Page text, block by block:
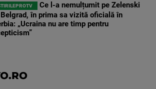
Ce l-a nemulțumit pe Zelenski
Belgrad, în prima sa vizită oficială în
„Ucraina nu are timp pentru